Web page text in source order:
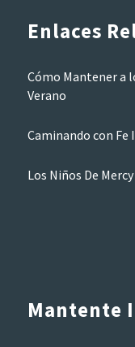
Enlaces
Cómo Mantener a
Verano
Caminando con
Los Niños De
Mantente